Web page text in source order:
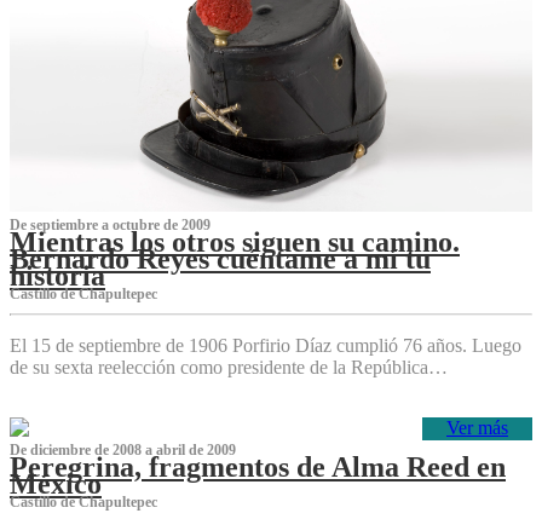
De septiembre a octubre de 2009
Mientras los otros siguen su camino.
Bernardo Reyes cuéntame a mí tu
historia
Castillo de Chapultepec
El 15 de septiembre de 1906 Porfirio Díaz cumplió 76 años. Luego
de su sexta reelección como presidente de la República…
Ver más
De diciembre de 2008 a abril de 2009
Peregrina, fragmentos de Alma Reed en
México
Castillo de Chapultepec